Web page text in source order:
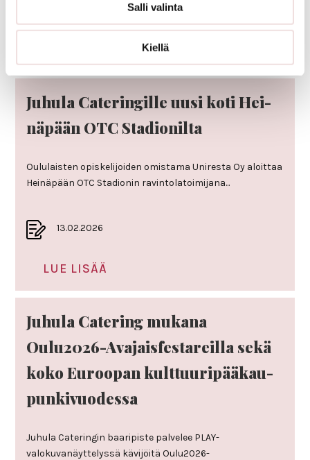
Salli valinta
Kiellä
LUE LISÄÄ
Juhula Cate­rin­gille uusi koti Hei­
nä­pään OTC Sta­dio­nilta
Oulu­laisten opis­ke­li­joiden omis­tama Uni­resta Oy aloittaa
Hei­nä­pään OTC Sta­dionin ravin­to­la­toi­mi­jana...
13.02.2026
LUE LISÄÄ
Juhula Cate­ring mukana
Oulu2026-Ava­jais­fes­ta­reilla sekä
koko Euroopan kult­tuu­ri­pää­kau­
pun­ki­vuo­dessa
Juhula Cateringin baaripiste palvelee PLAY-
valokuvanäyttelyssä kävijöitä Oulu2026-